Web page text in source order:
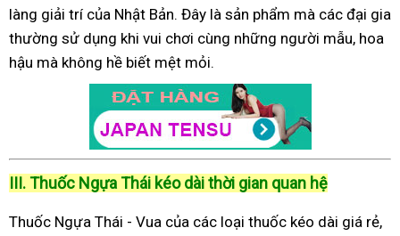
làng giải trí của Nhật Bản. Đây là sản phẩm mà các đại gia
thường sử dụng khi vui chơi cùng những người mẫu, hoa
hậu mà không hề biết mệt mỏi.
III. Thuốc Ngựa Thái kéo dài thời gian quan hệ
Thuốc Ngựa Thái - Vua của các loại thuốc kéo dài giá rẻ,